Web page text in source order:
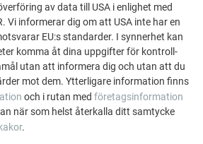
av data till USA i enlighet med
Vi informerar dig om att USA inte har en
EU:s standarder. I synnerhet kan
komma åt dina uppgifter för kontroll-
utan att informera dig och utan att du
mot dem. Ytterligare information finns
och i rutan med företagsinformation
när som helst återkalla ditt samtycke
.